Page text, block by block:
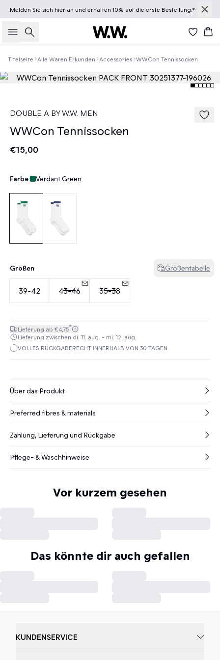
Melden Sie sich hieran und erhalten 10% auf die erste Bestellung.*
Suche
Titelseite Alle Waren Erkunden Accessories WWCon Tennissocken
DOUBLE A BY W.W. MEN
WWCon Tennissocken
€15,00
Farbe: Verdant Green
Größen Größentabelle
39-42 43-46 35-38
Lieferung ab €4,75*
Lieferung zwischen di. 11. aug. - mi. 12. aug.
VOLLES RÜCKGABERECHT INNERHALB VON 30 TAGEN
Über das Produkt
Preferred fibres & materials
Zahlung, Lieferung und Rückgabe
Pflege- & Waschhinweise
Vor kurzem gesehen
Das könnte dir auch gefallen
KUNDENSERVICE